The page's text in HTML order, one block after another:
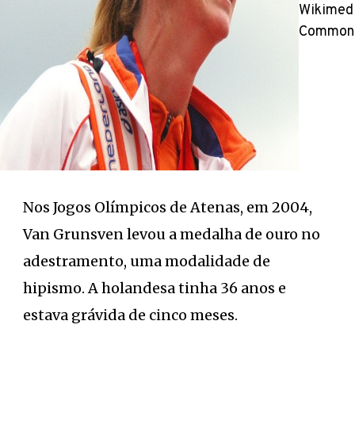
Nos Jogos Olímpicos de Atenas, em 2004,
Van Grunsven levou a medalha de ouro no
adestramento, uma modalidade de
hipismo. A holandesa tinha 36 anos e
estava grávida de cinco meses.